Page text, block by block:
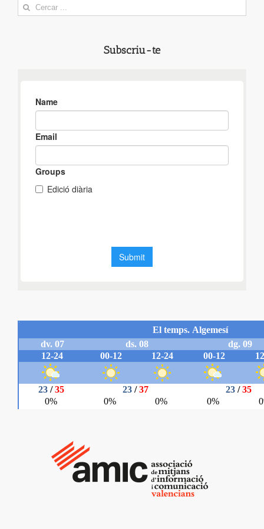
Search
for:
Subscriu-te